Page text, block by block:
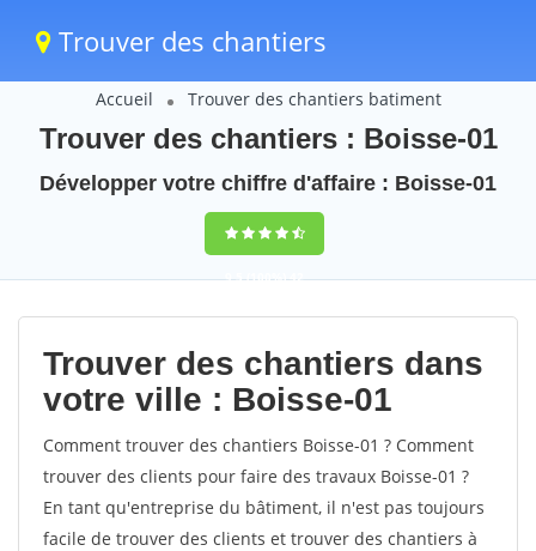
Trouver des chantiers
Accueil Trouver des chantiers batiment
Trouver des chantiers : Boisse-01
Développer votre chiffre d'affaire : Boisse-01
9,5(100%)42
votes
Trouver des chantiers dans
votre ville : Boisse-01
Comment trouver des chantiers Boisse-01 ? Comment
trouver des clients pour faire des travaux Boisse-01 ?
En tant qu'entreprise du bâtiment, il n'est pas toujours
facile de trouver des clients et trouver des chantiers à